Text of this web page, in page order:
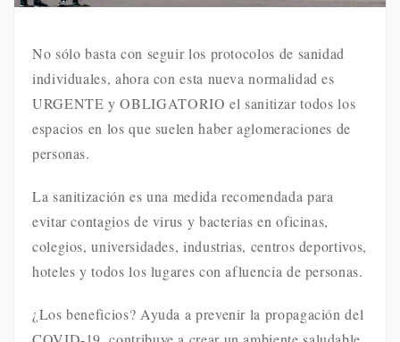
No sólo basta con seguir los protocolos de sanidad
individuales, ahora con esta nueva normalidad es
URGENTE y OBLIGATORIO el sanitizar todos los
espacios en los que suelen haber aglomeraciones de
personas.
La sanitización es una medida recomendada para
evitar contagios de virus y bacterias en oficinas,
colegios, universidades, industrias, centros deportivos,
hoteles y todos los lugares con afluencia de personas.
¿Los beneficios? Ayuda a prevenir la propagación del